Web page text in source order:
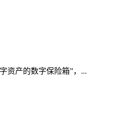
资产的数字保险箱”，...